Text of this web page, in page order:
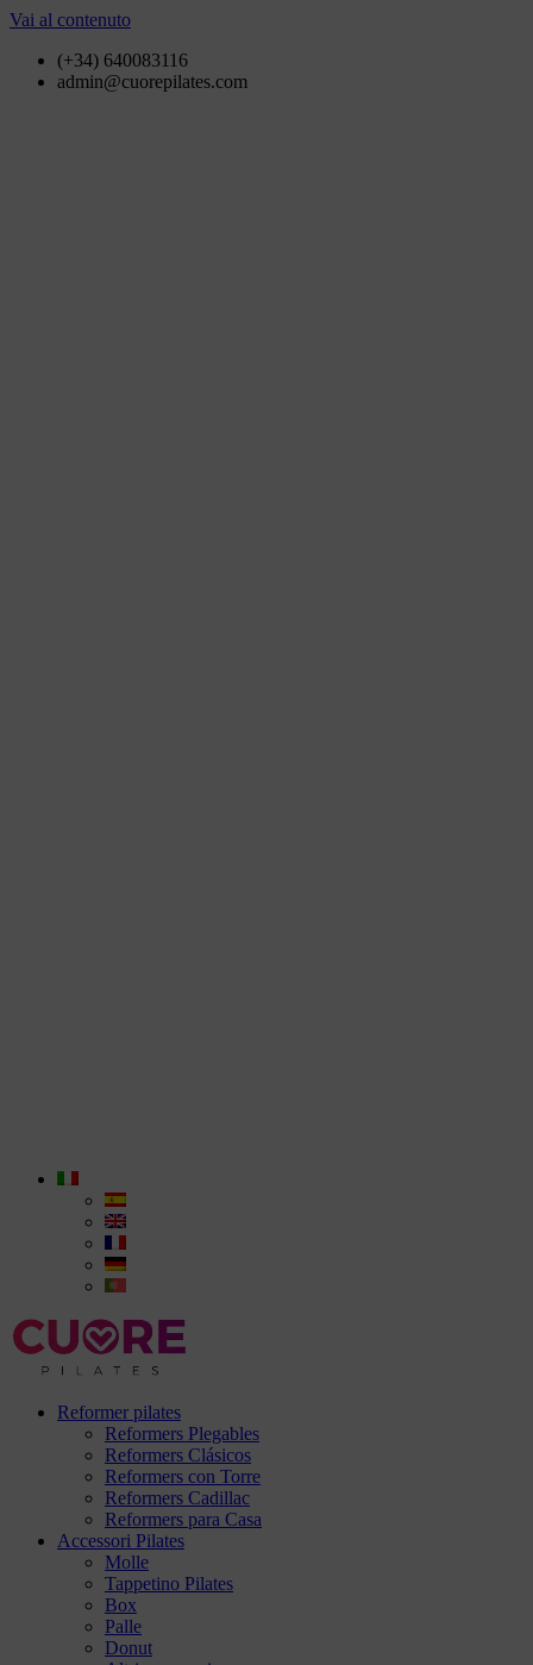
Vai al contenuto
(+34) 640083116
admin@cuorepilates.com
Reformer pilates
Reformers Plegables
Reformers Clásicos
Reformers con Torre
Reformers Cadillac
Reformers para Casa
Accessori Pilates
Molle
Tappetino Pilates
Box
Palle
Donut